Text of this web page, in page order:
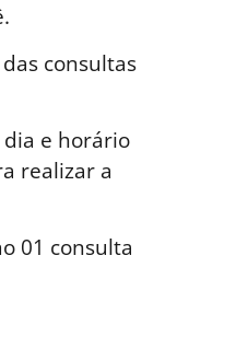
consultas
dia e horário
realizar a
01 consulta